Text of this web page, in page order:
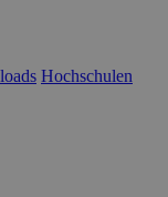
Hochschulen